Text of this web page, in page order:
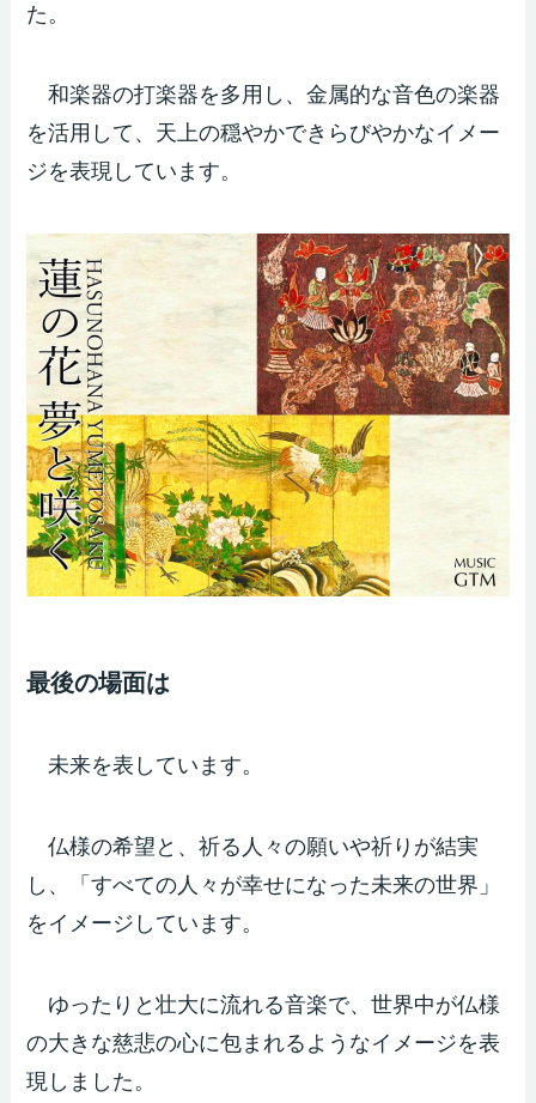
た。
和楽器の打楽器を多用し、金属的な音色の楽器
を活用して、天上の穏やかできらびやかなイメー
ジを表現しています。
最後の場面は
未来を表しています。
仏様の希望と、祈る人々の願いや祈りが結実
し、「すべての人々が幸せになった未来の世界」
をイメージしています。
ゆったりと壮大に流れる音楽で、世界中が仏様
の大きな慈悲の心に包まれるようなイメージを表
現しました。